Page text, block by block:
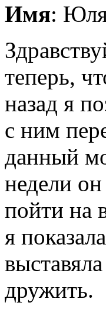
Имя:
теперь,
назад я
с ним
данный
недели
пойти на
я
дружить.